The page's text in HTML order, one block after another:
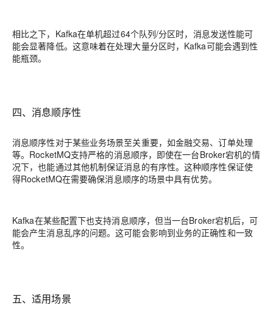
相比之下，Kafka在单机超过64个队列/分区时，消息发送性能可
能会显著降低。这意味着在处理大量分区时，Kafka可能会遇到性
能瓶颈。
四、消息顺序性
消息顺序性对于某些业务场景至关重要，如金融交易、订单处理
等。RocketMQ支持严格的消息顺序，即使在一台Broker宕机的情
况下，也能通过其他机制保证消息的有序性。这种顺序性保证使
得RocketMQ在需要确保消息顺序的场景中具有优势。
Kafka在某些配置下也支持消息顺序，但当一台Broker宕机后，可
能会产生消息乱序的问题。这可能会影响到业务的正确性和一致
性。
五、适用场景